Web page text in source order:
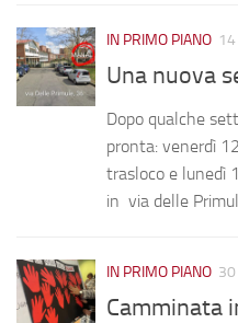
IN PRIMO PIANO
Una nuova
Dopo qualche
pronta: venerdì
trasloco e lunedì
in via delle
IN PRIMO PIANO 30
Camminata